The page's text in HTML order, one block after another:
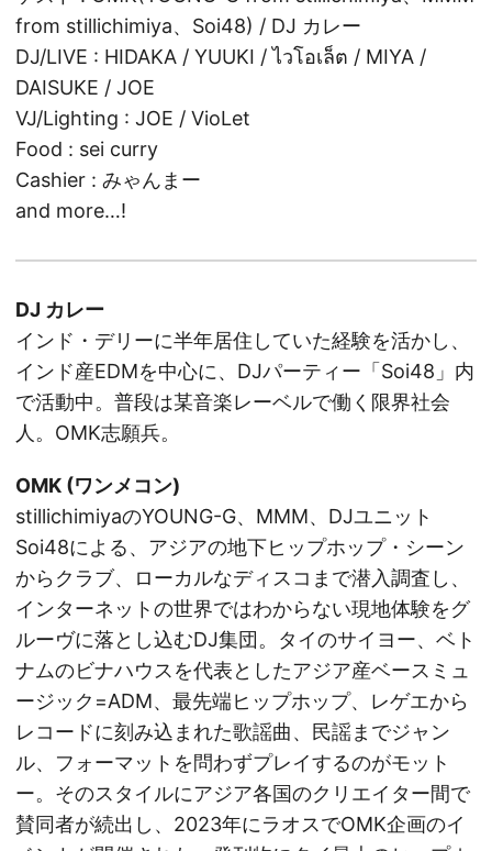
from stillichimiya、Soi48) / DJ カレー
DJ/LIVE : HIDAKA / YUUKI / ไวโอเล็ต / MIYA /
DAISUKE / JOE
VJ/Lighting : JOE / VioLet
Food : sei curry
Cashier : みゃんまー
and more…!
DJ カレー
インド・デリーに半年居住していた経験を活かし、
インド産EDMを中心に、DJパーティー「Soi48」内
で活動中。普段は某音楽レーベルで働く限界社会
人。OMK志願兵。
OMK (ワンメコン)
stillichimiyaのYOUNG-G、MMM、DJユニット
Soi48による、アジアの地下ヒップホップ・シーン
からクラブ、ローカルなディスコまで潜入調査し、
インターネットの世界ではわからない現地体験をグ
ルーヴに落とし込むDJ集団。タイのサイヨー、ベト
ナムのビナハウスを代表としたアジア産ベースミュ
ージック=ADM、最先端ヒップホップ、レゲエから
レコードに刻み込まれた歌謡曲、民謡までジャン
ル、フォーマットを問わずプレイするのがモット
ー。そのスタイルにアジア各国のクリエイター間で
賛同者が続出し、2023年にラオスでOMK企画のイ